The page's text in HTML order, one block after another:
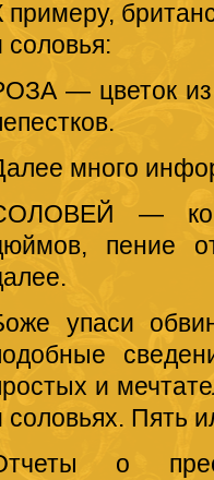
примеру,
соловья:
— цветок из
много
—
пение
упаси
и
соловьях. Пять
о